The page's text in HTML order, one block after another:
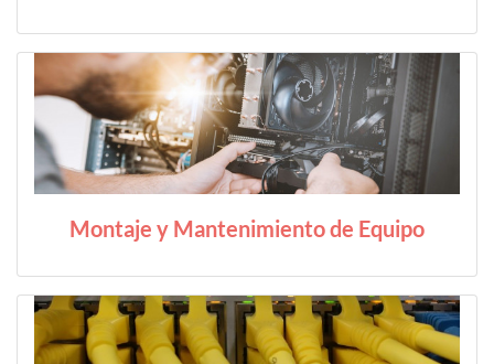
Montaje y Mantenimiento de Equipo